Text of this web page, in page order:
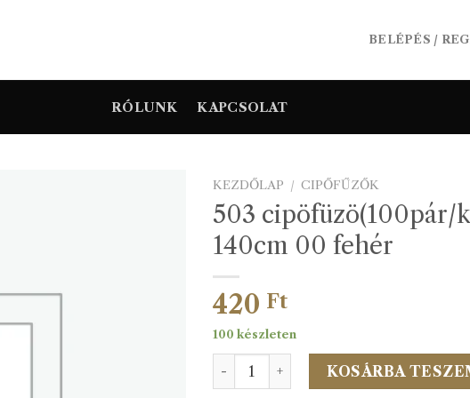
BELÉPÉS /
RÓLUNK KAPCSOLAT
KEZDŐLAP / CIPŐFŰZŐK
503 cipöfüzö(100pár/
140cm 00 fehér
420 Ft
100 készleten
503 cipöfüzö(100pár/köteg 140cm 00
KOSÁRBA